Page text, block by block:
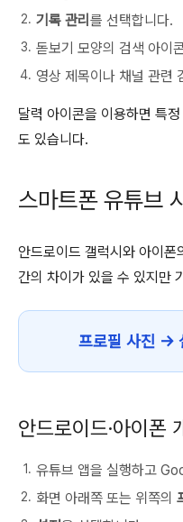
기록 관리 를 선택합니다.
돋보기 모양의 검색 아이
영상 제목이나 채널 관련
달력 아이콘을 이용하면 특
도 있습니다.
스마트폰 유튜브
안드로이드 갤럭시와 아이
간의 차이가 있을 수 있지만
프로필 사진 →
안드로이드·아이폰
유튜브 앱을 실행하고
화면 아래쪽 또는 위쪽의